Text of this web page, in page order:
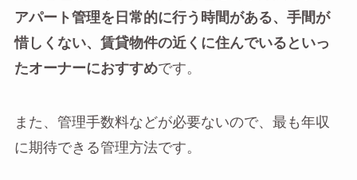
アパート管理を日常的に行う時間がある、手間が
惜しくない、賃貸物件の近くに住んでいるといっ
たオーナーにおすすめです。
また、管理手数料などが必要ないので、最も年収
に期待できる管理方法です。